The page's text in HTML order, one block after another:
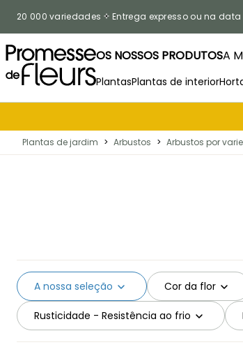
20 000 variedades Entrega expresso ou na
OS NOSSOS PRODUTOSA
PlantasPlantas de interior
Plantas de jardim > Arbustos > Arbustos por
Cor da flor
Rusticidade - Resistência ao frio
A nossa seleção